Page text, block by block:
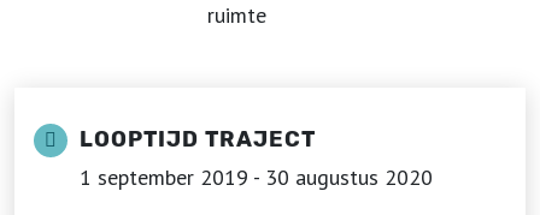
ruimte
LOOPTIJD TRAJECT
1 september 2019 - 30 augustus 2020